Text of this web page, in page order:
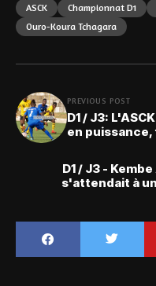
ASCK Championnat D1
Ouro-Koura Tchagara
PREVIOUS POST
D1 / J3:
en
D1 / J3 -
s'attendait à